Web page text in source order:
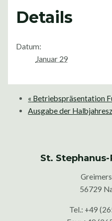
Details
Datum:
Januar 29
« Betriebspräsentation
Ausgabe der
St.
56729
Tel.: +49